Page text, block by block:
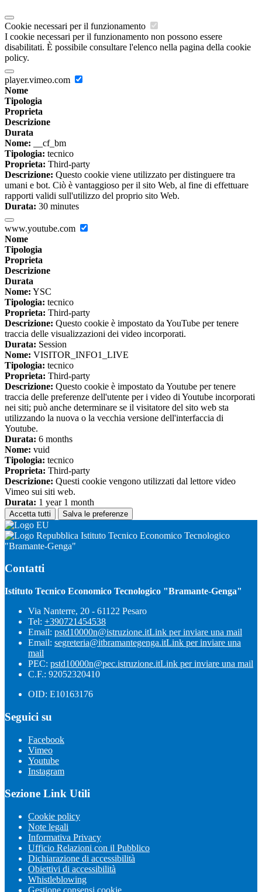
Cookie necessari per il funzionamento
I cookie necessari per il funzionamento non possono essere
disabilitati. È possibile consultare l'elenco nella pagina della cookie
policy.
player.vimeo.com
Nome
Tipologia
Proprieta
Descrizione
Durata
Nome: __cf_bm
Tipologia: tecnico
Proprieta: Third-party
Descrizione: Questo cookie viene utilizzato per distinguere tra
umani e bot. Ciò è vantaggioso per il sito Web, al fine di effettuare
rapporti validi sull'utilizzo del proprio sito Web.
Durata: 30 minutes
www.youtube.com
Nome
Tipologia
Proprieta
Descrizione
Durata
Nome: YSC
Tipologia: tecnico
Proprieta: Third-party
Descrizione: Questo cookie è impostato da YouTube per tenere
traccia delle visualizzazioni dei video incorporati.
Durata: Session
Nome: VISITOR_INFO1_LIVE
Tipologia: tecnico
Proprieta: Third-party
Descrizione: Questo cookie è impostato da Youtube per tenere
traccia delle preferenze dell'utente per i video di Youtube incorporati
nei siti; può anche determinare se il visitatore del sito web sta
utilizzando la nuova o la vecchia versione dell'interfaccia di
Youtube.
Durata: 6 months
Nome: vuid
Tipologia: tecnico
Proprieta: Third-party
Descrizione: Questi cookie vengono utilizzati dal lettore video
Vimeo sui siti web.
Durata: 1 year 1 month
Accetta tutti Salva le preferenze
Istituto Tecnico Economico Tecnologico
"Bramante-Genga"
Contatti
Istituto Tecnico Economico Tecnologico "Bramante-Genga"
Via Nanterre, 20 - 61122 Pesaro
Tel: +390721454538
Email: pstd10000n@istruzione.itLink per inviare una mail
Email: segreteria@itbramantegenga.itLink per inviare una
mail
PEC: pstd10000n@pec.istruzione.itLink per inviare una mail
C.F.: 92052320410
OID: E10163176
Seguici su
Facebook
Vimeo
Youtube
Instagram
Sezione Link Utili
Cookie policy
Note legali
Informativa Privacy
Ufficio Relazioni con il Pubblico
Dichiarazione di accessibilità
Obiettivi di accessibilità
Whistleblowing
Gestione consensi cookie